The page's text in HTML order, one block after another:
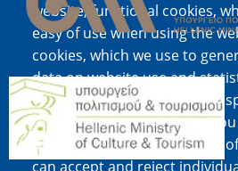
website; functional cookies,
easy of use when using the
cookies, which we use to
data on website use and
cookies, which are used to
content and advertising. If you
ALL", you consent to the use
can accept and reject
Image